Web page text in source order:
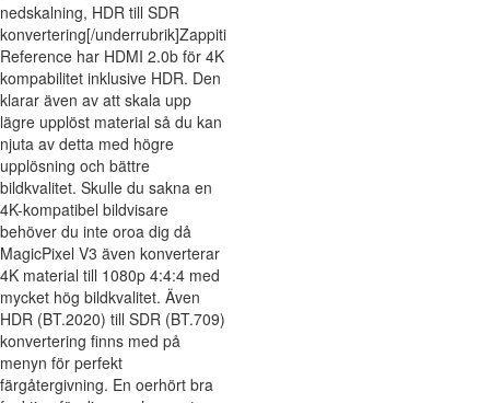
nedskalning, HDR till SDR
konvertering[/underrubrik]Zappiti
Reference har HDMI 2.0b för 4K
kompabilitet inklusive HDR. Den
klarar även av att skala upp
lägre upplöst material så du kan
njuta av detta med högre
upplösning och bättre
bildkvalitet. Skulle du sakna en
4K-kompatibel bildvisare
behöver du inte oroa dig då
MagicPixel V3 även konverterar
4K material till 1080p 4:4:4 med
mycket hög bildkvalitet. Även
HDR (BT.2020) till SDR (BT.709)
konvertering finns med på
menyn för perfekt
färgåtergivning. En oerhört bra